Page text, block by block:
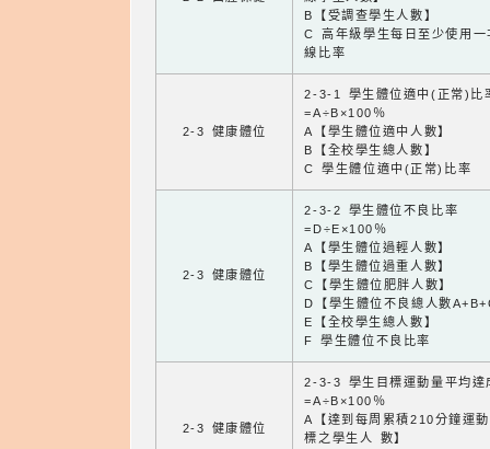
B【受調查學生人數】
C 高年級學生每日至少使用一
線比率
2-3 健康體位
2-3-1 學生體位適中(正常)比
=A÷B×100％
A【學生體位適中人數】
B【全校學生總人數】
C 學生體位適中(正常)比率
2-3 健康體位
2-3-2 學生體位不良比率
=D÷E×100％
A【學生體位過輕人數】
B【學生體位過重人數】
C【學生體位肥胖人數】
D【學生體位不良總人數
E【全校學生總人數】
F 學生體位不良比率
2-3 健康體位
2-3-3 學生目標運動量平均達
=A÷B×100％
A【達到每周累積210分鐘運
標之學生人 數】